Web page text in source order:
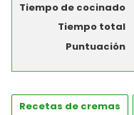
Tiempo de cocinado
Tiempo total
Puntuación
Recetas de cremas